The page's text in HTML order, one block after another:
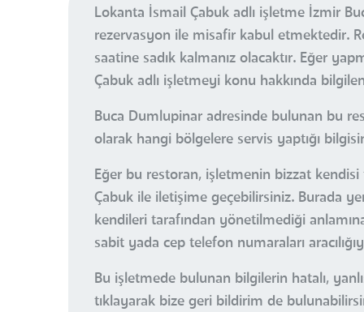
Lokanta İsmail Çabuk adlı işletme İzmir
rezervasyon ile misafir kabul etmektedir.
saatine sadık kalmanız olacaktır. Eğer
Çabuk adlı işletmeyi konu hakkında
Buca Dumlupinar adresinde bulunan bu
olarak hangi bölgelere servis yaptığı
Eğer bu restoran, işletmenin bizzat
Çabuk ile iletişime geçebilirsiniz. Burada
kendileri tarafından yönetilmediği
sabit yada cep telefon numaraları
Bu işletmede bulunan bilgilerin hatalı,
tıklayarak bize geri bildirim de